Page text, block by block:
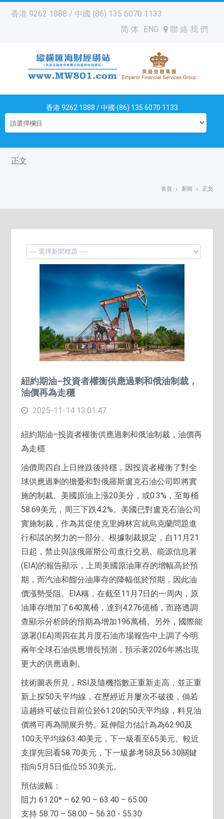
香港 9262 1888 / 中國 (86) 135 6070 1133
简 体
ENG 聯 絡 我 們
香港 9262 1888 / 中國 (86) 135 6070 1133
正文
首頁 新闻 正文
紐約期油–投資者權衡供應過剩和俄油制裁，
油價再為走穩
2025-11-14 13:01:47
紐約期油–投資者權衡供應過剩和俄油制裁，油價再
為走穩
油價周四自上日挫跌後持穩，因投資者權衡了對全
球供應過剩的擔憂和對俄羅斯盧克石油公司即將實
施的制裁。美國原油上漲20美分，或0.3%，至每桶
58.69美元，周三下跌4.2%。美國已對盧克石油公司
實施制裁，作為其促使克里姆林宮就烏克蘭問題進
行和談的努力的一部分。根據制裁規定，自11月21
日起，禁止與該俄羅斯公司進行交易。能源信息署
(EIA)的報告顯示，上周美國原油庫存的增幅高於預
期，而汽油和餾分油庫存的降幅低於預期，因此油
價漲勢受阻。EIA稱，在截至11月7日的一周內，原
油庫存增加了640萬桶，達到4.276億桶，而路透調
查顯示分析師的預期為增加196萬桶。另外，國際能
源署(IEA)周四在其月度石油市場報告中上調了今明
兩年全球石油供應增長預測，預示著2026年將出現
更大的供應過剩。
技術圖表所見，RSI及隨機指數正重新走高，並正重
新上探50天平均線，在歷經近月屢次不破後，倘若
這趟終可破位目前位於61.20的50天平均線，料見油
價將可再為開展升勢。延伸阻力估計為為62.90及
100天平均線63.40美元，下一級看至65美元。較近
支撐先回看58.70美元，下一級參考58及56.30關鍵
指向5月5日低位55.30美元。
預估波幅：
阻力 61.20* – 62.90 – 63.40 – 65.00
支持 58.70 – 58.00 – 56.30 - 55.30